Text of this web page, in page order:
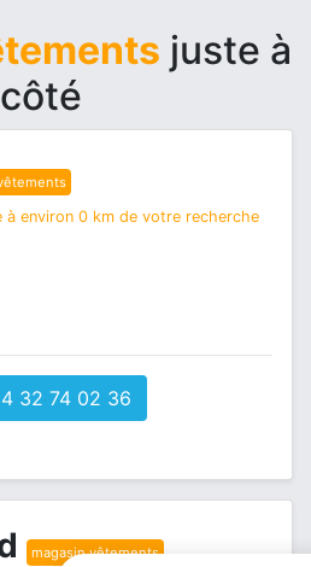
juste à
côté
à environ 0 km de votre recherche
32 74 02 36
magasin vêtements